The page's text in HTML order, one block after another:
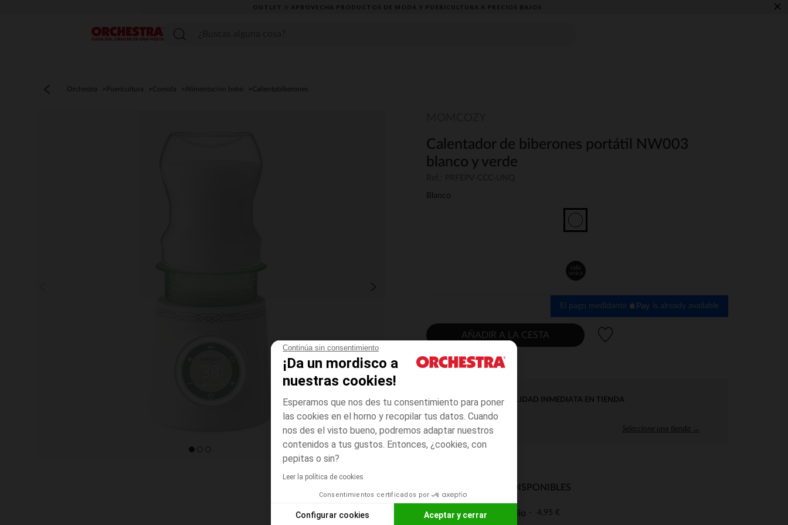
Continúa sin consentimiento
¡Da un mordisco a
nuestras cookies!
Esperamos que nos des tu consentimiento para poner
las cookies en el horno y recopilar tus datos. Cuando
nos des el visto bueno, podremos adaptar nuestros
contenidos a tus gustos. Entonces, ¿cookies, con
pepitas o sin?
Leer la política de cookies
Consentimientos certificados por
Configurar cookies Aceptar y cerrar
OUTLET // APROVECHA PRODUCTOS DE MODA Y PUERICULTURA A PRECIOS BAJOS ×
Menú
Orchestra Puericultura Comida Alimentación bebé Calientabiberones
Calentador de biberones portátil NW003
blanco y verde
Blanco
talla
unica
El pago medidante is already available
AÑADIR A LA CESTA
DISPONIBILIDAD INMEDIATA EN TIENDA
Seleccione una tienda →
MODOS DE ENVÍO DISPONIBLES
Entrega a domicilio 4,95 €